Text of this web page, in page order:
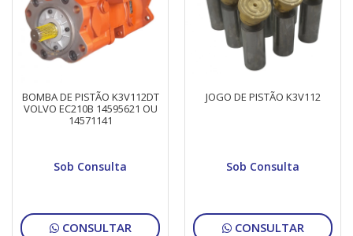
BOMBA DE PISTÃO K3V112DT
VOLVO EC210B 14595621 OU
14571141
Sob Consulta
CONSULTAR
JOGO DE PISTÃO K3V112
Sob Consulta
CONSULTAR